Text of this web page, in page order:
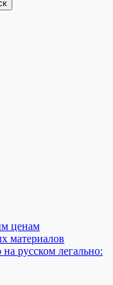
ценам
материалов
русском легально: